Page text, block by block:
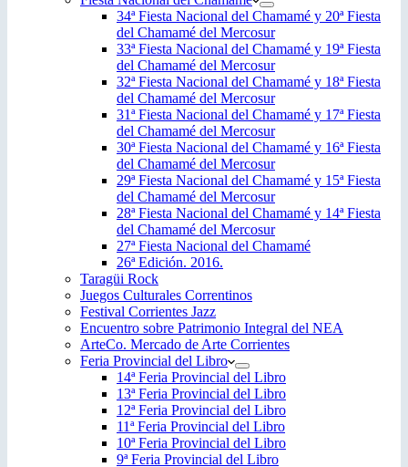
34ª Fiesta Nacional del Chamamé y 20ª Fiesta
del Chamamé del Mercosur
33ª Fiesta Nacional del Chamamé y 19ª Fiesta
del Chamamé del Mercosur
32ª Fiesta Nacional del Chamamé y 18ª Fiesta
del Chamamé del Mercosur
31ª Fiesta Nacional del Chamamé y 17ª Fiesta
del Chamamé del Mercosur
30ª Fiesta Nacional del Chamamé y 16ª Fiesta
del Chamamé del Mercosur
29ª Fiesta Nacional del Chamamé y 15ª Fiesta
del Chamamé del Mercosur
28ª Fiesta Nacional del Chamamé y 14ª Fiesta
del Chamamé del Mercosur
27ª Fiesta Nacional del Chamamé
26ª Edición. 2016.
Taragüi Rock
Juegos Culturales Correntinos
Festival Corrientes Jazz
Encuentro sobre Patrimonio Integral del NEA
ArteCo. Mercado de Arte Corrientes
Feria Provincial del Libro
14ª Feria Provincial del Libro
13ª Feria Provincial del Libro
12ª Feria Provincial del Libro
11ª Feria Provincial del Libro
10ª Feria Provincial del Libro
9ª Feria Provincial del Libro